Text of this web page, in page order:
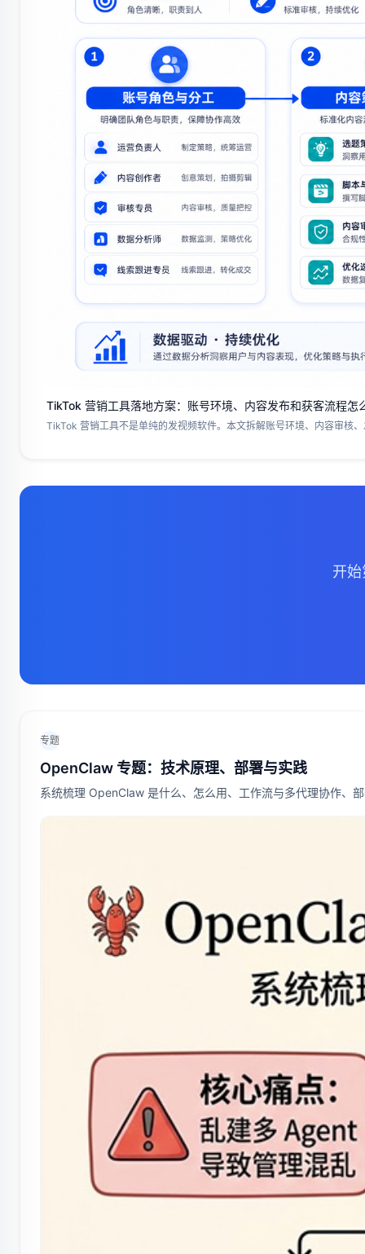
TikTok 营销工具落地方案：账号环境、内容发布和获客流程怎
TikTok 营销工具不是单纯的发视频软件。本文拆解账号环境、内容审核
开
专题
OpenClaw 专题：技术原理、部署与实践
系统梳理 OpenClaw 是什么、怎么用、工作流与多代理协作、